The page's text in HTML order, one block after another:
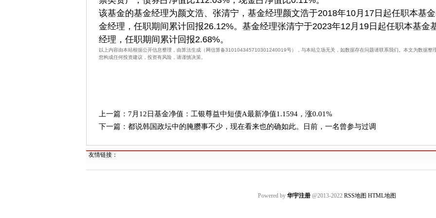
该基金的基金经理为颜文浩、张清宁，基金经理颜文浩于2018年10月17日起任职本基
金经理，任职期间累计回报26.12%。基金经理张清宁于2023年12月19日起任职本基金
经理，任职期间累计回报2.68%。
以上内容由本站根据公开信息整理，由算法生成（网信算备310104345710301240019号），与本站立场无关，如数据存在问题请联系我们。本文为数据整
您构成任何投资建议，投资有风险，请谨慎决策。
上一篇： 7月12日基金净值：工银尊益中短债A最新净值1.1594，涨0.01%
下一篇： 都说韩国政坛中的腌臜事不少，现在看来也的确如此。日前，一名曾参与过调
友情链接：
Powered by 华宇注册 @2013-2022 RSS地图 HTML地图